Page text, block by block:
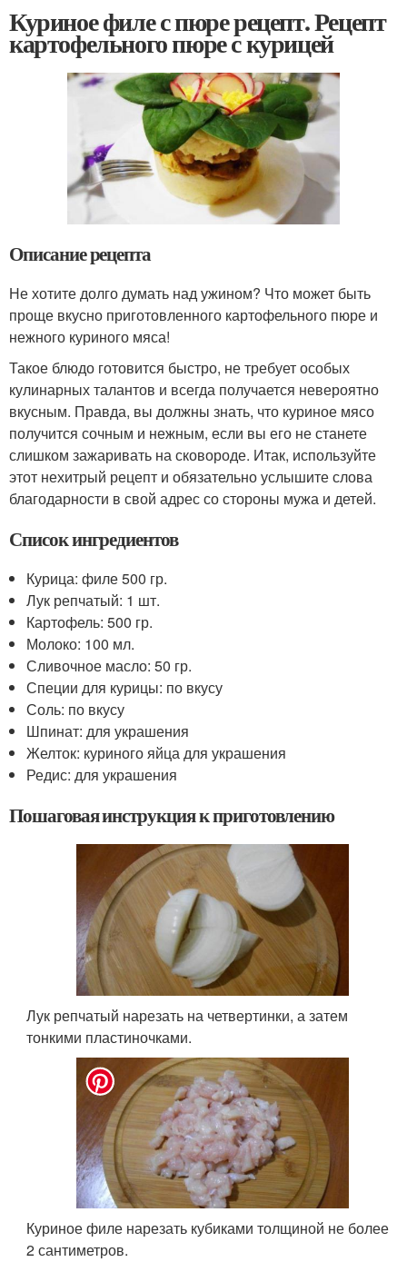
Куриное филе с пюре рецепт. Рецепт
картофельного пюре с курицей
Описание рецепта
Не хотите долго думать над ужином? Что может быть
проще вкусно приготовленного картофельного пюре и
нежного куриного мяса!
Такое блюдо готовится быстро, не требует особых
кулинарных талантов и всегда получается невероятно
вкусным. Правда, вы должны знать, что куриное мясо
получится сочным и нежным, если вы его не станете
слишком зажаривать на сковороде. Итак, используйте
этот нехитрый рецепт и обязательно услышите слова
благодарности в свой адрес со стороны мужа и детей.
Список ингредиентов
Курица: филе 500 гр.
Лук репчатый: 1 шт.
Картофель: 500 гр.
Молоко: 100 мл.
Сливочное масло: 50 гр.
Специи для курицы: по вкусу
Соль: по вкусу
Шпинат: для украшения
Желток: куриного яйца для украшения
Редис: для украшения
Пошаговая инструкция к приготовлению
Лук репчатый нарезать на четвертинки, а затем
тонкими пластиночками.
Куриное филе нарезать кубиками толщиной не более
2 сантиметров.